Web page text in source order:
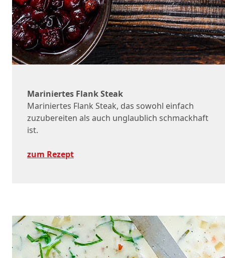
Mariniertes Flank Steak
Mariniertes Flank Steak, das sowohl einfach
zuzubereiten als auch unglaublich schmackhaft
ist.
zum Rezept